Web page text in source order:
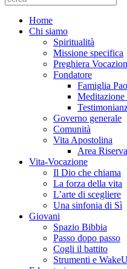
Home
Chi siamo
Spiritualità
Missione specifica
Preghiera
Fondatore
Famiglia
Governo generale
Comunità
Vita Apostolina
Area
Vita-Vocazione
Il Dio che chiama
La forza della vita
L’arte di scegliere
Una sinfonia di Sì
Giovani
Spazio Bibbia
Passo dopo passo
Cogli il battito
Strumenti e